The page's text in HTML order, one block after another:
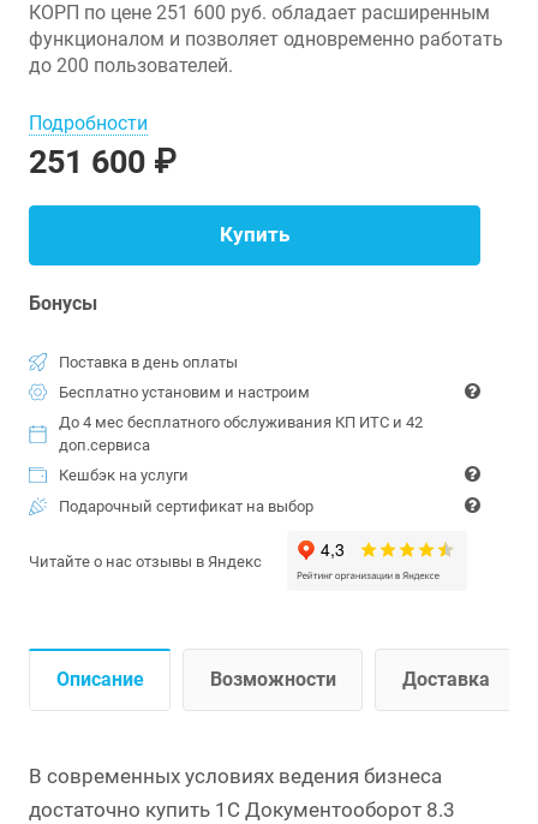
КОРП по цене 251 600 руб. обладает расширенным
функционалом и позволяет одновременно работать
до 200 пользователей.
Подробности
251 600 ₽
Купить
Бонусы
Поставка в день оплаты
Бесплатно установим и настроим
До 4 мес бесплатного обслуживания КП ИТС и 42
доп.сервиса
Кешбэк на услуги
Подарочный сертификат на выбор
Читайте о нас отзывы в Яндекс
Описание Возможности Доставка
В современных условиях ведения бизнеса
достаточно купить 1С Документооборот 8.3